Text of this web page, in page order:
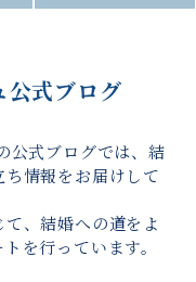
公式ブログ
公式ブログでは、結
情報をお届けして
、結婚への道をよ
を行っています。